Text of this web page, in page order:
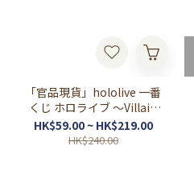
「官品現貨」hololive 一番
くじ ホロライブ ～Villain
Style～
HK$59.00 ~ HK$219.00
HK$240.00